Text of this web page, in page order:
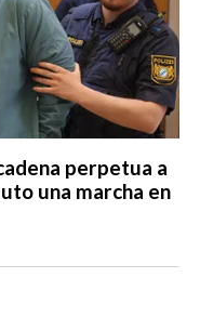
perpetua a
una marcha en